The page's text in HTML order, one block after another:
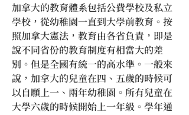
加拿大的教育體系包括公費學校及私立
學校，從幼稚園一直到大學前教育。按
照加拿大憲法，教育由各省負責，即是
說不同省份的教育制度有相當大的差
別。但是全國有統一的高水準。一般來
說，加拿大的兒童在四、五歲的時候可
以自願上一、兩年幼稚園。所有兒童在
大學六歲的時候開始上一年級。學年通